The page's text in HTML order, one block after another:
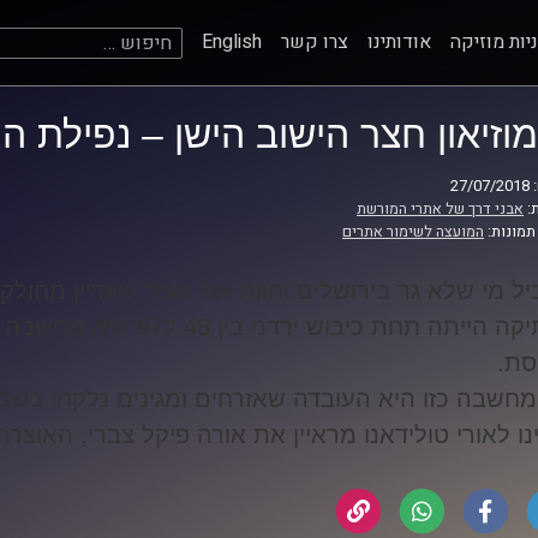
מוזיקה אודותינו צרו קשר English חיפוש:
מוזיאון חצר הישוב הישן – נפילת
אבני דרך של אתרי המורשת
המועצה לשימור אתרים
מי שלא גר בירושלים וחווה את העיר שעדיין
העתיקה הייתה תחת
.
מחשבה כזו היא העובדה שאזרחים ומגינים נלקחו
לאורי טולידאנו מראיין את אורה פיקל צברי,